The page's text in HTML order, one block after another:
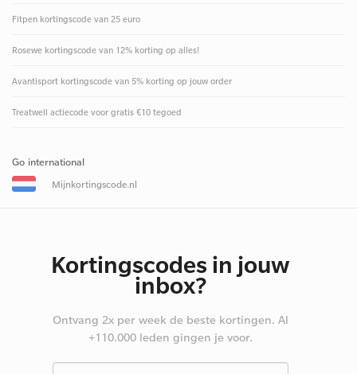
Fitpen kortingscode van 25 euro
Rosewe kortingscode van 12% korting op alles!
Avantisport kortingscode van 5% korting op jouw order
Treatwell actiecode voor gratis €10 tegoed
Go international
Mijnkortingscode.nl
Kortingscodes in jouw
inbox?
Ontvang 2x per week de beste kortingen. Al
+110.000 leden gingen je voor.